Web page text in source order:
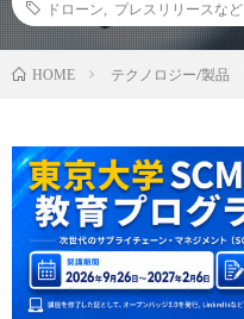
ドローン
プレスリリースなど
HOME テクノロジー/製品